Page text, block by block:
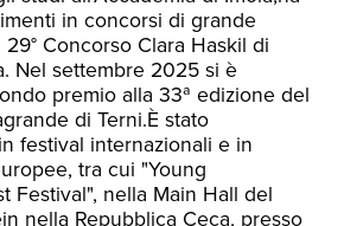
in concorsi di grande
Concorso Clara Haskil di
Nel settembre 2025 si è
premio alla 33ª edizione del
di Terni.È stato
festival internazionali e in
tra cui "Young
Festival", nella Main Hall del
nella Repubblica Ceca, presso